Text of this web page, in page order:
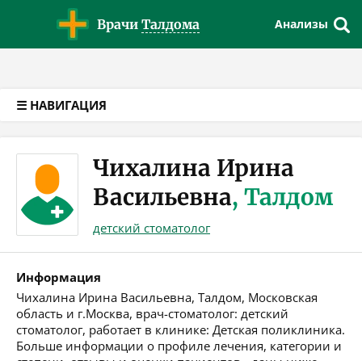
Врачи Талдома Анализы
☰ НАВИГАЦИЯ
Чихалина Ирина
Васильевна, Талдом
детский стоматолог
Информация
Чихалина Ирина Васильевна, Талдом, Московская
область и г.Москва, врач-стоматолог: детский
стоматолог, работает в клинике: Детская поликлиника.
Больше информации о профиле лечения, категории и